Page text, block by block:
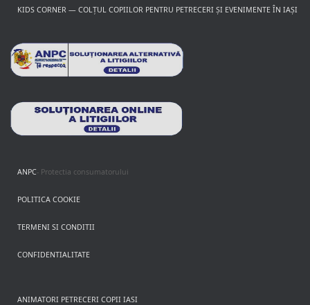
KIDS CORNER — COLȚUL COPIILOR PENTRU PETRECERI ȘI EVENIMENTE ÎN IAȘI
ANPC- Protectia consumatorului
POLITICA COOKIE
TERMENI SI CONDITII
CONFIDENTIALITATE
ANIMATORI PETRECERI COPII IASI